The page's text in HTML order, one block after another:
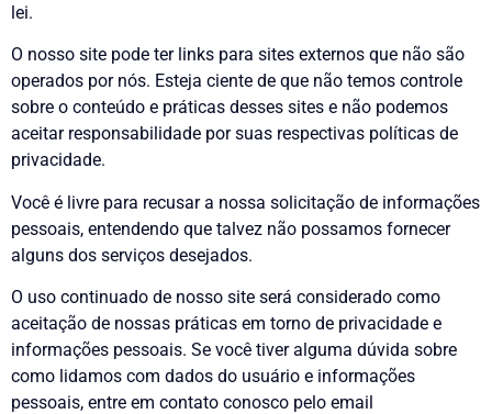
lei.
O nosso site pode ter links para sites externos que não são
operados por nós. Esteja ciente de que não temos controle
sobre o conteúdo e práticas desses sites e não podemos
aceitar responsabilidade por suas respectivas políticas de
privacidade.
Você é livre para recusar a nossa solicitação de informações
pessoais, entendendo que talvez não possamos fornecer
alguns dos serviços desejados.
O uso continuado de nosso site será considerado como
aceitação de nossas práticas em torno de privacidade e
informações pessoais. Se você tiver alguma dúvida sobre
como lidamos com dados do usuário e informações
pessoais, entre em contato conosco pelo email